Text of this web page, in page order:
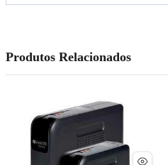
Produtos Relacionados